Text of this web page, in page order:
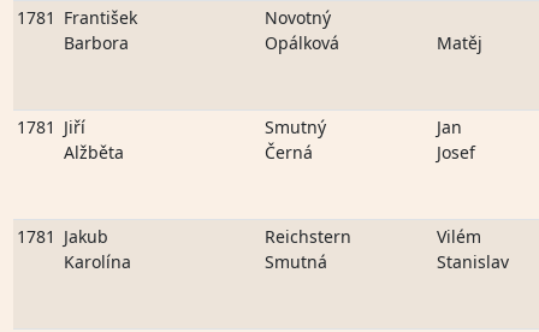
1781 František
Barbora
Novotný
Opálková
Matěj
1781 Jiří
Alžběta
Smutný
Černá
Jan
Josef
1781 Jakub
Karolína
Reichstern
Smutná
Vilém
Stanislav